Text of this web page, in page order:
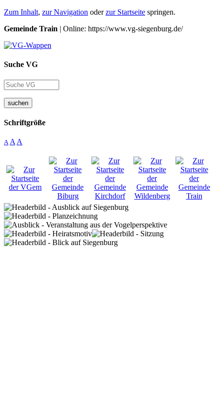
Zum Inhalt, zur Navigation oderzur Startseite springen.
Gemeinde Train | Online: https://www.vg-siegenburg.de/
Suche VG
suchen
Schriftgröße
A A A